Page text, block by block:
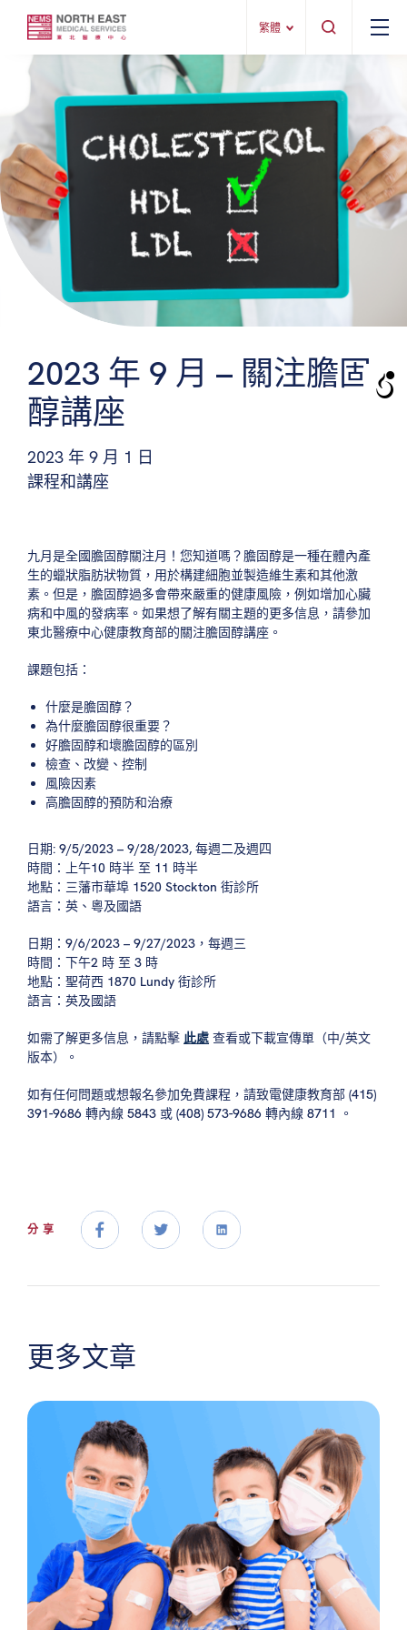
繁體
2023 年 9 月 – 關注膽固
醇講座
2023 年 9 月 1 日
課程和講座
九月是全國膽固醇關注月！您知道嗎？膽固醇是一種在體內產
生的蠟狀脂肪狀物質，用於構建細胞並製造維生素和其他激
素。但是，膽固醇過多會帶來嚴重的健康風險，例如增加心臟
病和中風的發病率。如果想了解有關主題的更多信息，請參加
東北醫療中心健康教育部的關注膽固醇講座。
課題包括：
什麼是膽固醇？
為什麼膽固醇很重要？
好膽固醇和壞膽固醇的區別
檢查、改變、控制
風險因素
高膽固醇的預防和治療
日期: 9/5/2023 – 9/28/2023, 每週二及週四
時間：上午10 時半 至 11 時半
地點：三藩市華埠 1520 Stockton 街診所
語言：英、粵及國語
日期：9/6/2023 – 9/27/2023，每週三
時間：下午2 時 至 3 時
地點：聖荷西 1870 Lundy 街診所
語言：英及國語
如需了解更多信息，請點擊 此處 查看或下載宣傳單（中/英文
版本）。
如有任何問題或想報名參加免費課程，請致電健康教育部 (415)
391-9686 轉內線 5843 或 (408) 573-9686 轉內線 8711 。
分享
更多文章